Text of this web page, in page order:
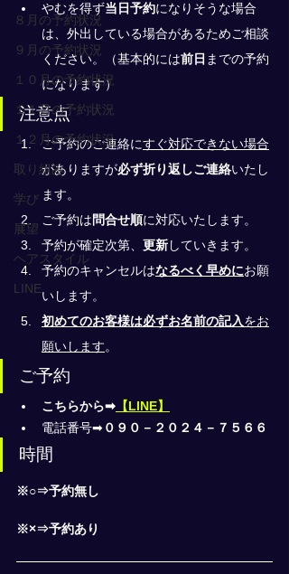
８月の予約状況
９月の予約状況
１０月の予約状況
１１月の予約状況
１２月の予約状況
取り組み
学び
展望
ヘアスタイル
LINE
やむを得ず当日予約になりそうな場合
は、外出している場合があるためご相談
ください。（基本的には前日 までの予約
になります）
注意点
ご予約のご連絡にすぐ対応できない場合
がありますが必ず折り返しご連絡いたし
ます。
ご予約は問合せ順に対応いたします。
予約が確定次第、 更新していきます。
予約のキャンセルはなるべく早めにお願
いします。
初めてのお客様は必ずお名前の記入をお
願いします。
ご予約
こちらから➡ 【LINE】
電話番号➡０９０－２０２４－７５６６
時間
※○⇒予約無し
※×⇒予約あり